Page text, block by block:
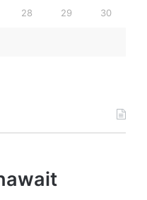
28 29 30